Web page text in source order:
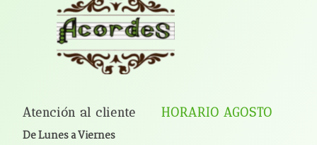
Atención al cliente HORARIO AGOSTO
De Lunes a Viernes